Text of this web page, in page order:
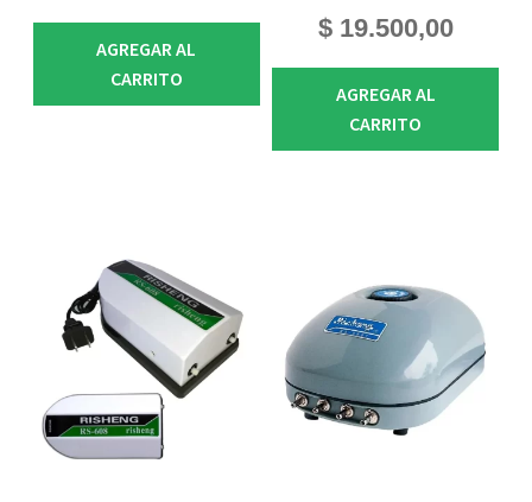
AGREGAR AL
CARRITO
$19.500,00
AGREGAR AL
CARRITO